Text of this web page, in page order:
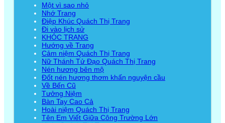
Một vì sao nhỏ
Nhớ Trang
Điệp Khúc Quách Thị Trang
Đi vào lịch sử
KHÓC TRANG
Hướng về Trang
Cảm niệm Quách Thị Trang
Nữ Thánh Tử Đạo Quách Thị Trang
Nén hương bên mộ
Đốt nén hương thơm khấn nguyện cầu
Về Bến Cũ
Tưởng Niệm
Bàn Tay Cao Cả
Hoài niệm Quách Thị Trang
Tên Em Viết Giữa Công Trường Lớn